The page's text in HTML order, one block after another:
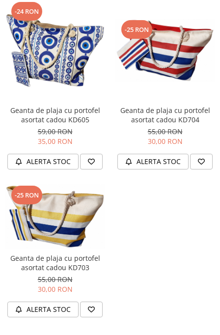
-24 RON
Geanta de plaja cu portofel
asortat cadou KD605
59,00 RON
35,00 RON
ALERTA STOC
-25 RON
Geanta de plaja cu portofel
asortat cadou KD704
55,00 RON
30,00 RON
ALERTA STOC
-25 RON
Geanta de plaja cu portofel
asortat cadou KD703
55,00 RON
30,00 RON
ALERTA STOC